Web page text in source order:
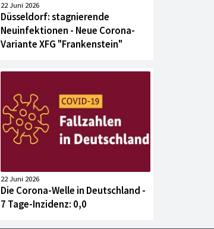
22 Juni 2026
Düsseldorf: stagnierende
Neuinfektionen - Neue Corona-
Variante XFG "Frankenstein"
22 Juni 2026
Die Corona-Welle in Deutschland -
7 Tage-Inzidenz: 0,0